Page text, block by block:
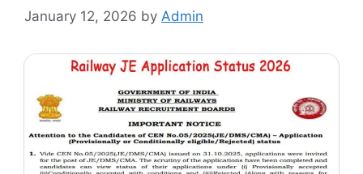
January 12, 2026 by Admin